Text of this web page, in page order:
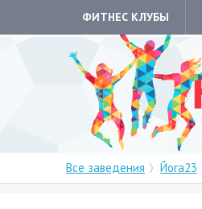
ФИТНЕС КЛУБЫ
Все заведения Йога23